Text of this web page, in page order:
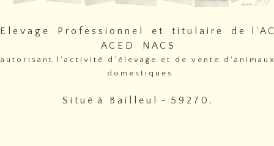
E l e v a g e P r o f e s s i o n n e l e t t i t u l a i r e d e l ' A C
A C E D N A C S
a u t o r i s a n t. l ' a c t i v i t é d ' é l e v a g e. e t d e v e n t e. d ' a n i m a u x
d o m e s t i q u e s
S i t u é à B a i l l e u l - 5 9 2 7 0 .